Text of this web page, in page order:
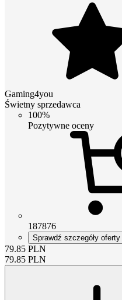
Gaming4you
Świetny sprzedawca
100%
Pozytywne oceny
187876
Sprawdź szczegóły oferty
79.85 PLN
79.85 PLN